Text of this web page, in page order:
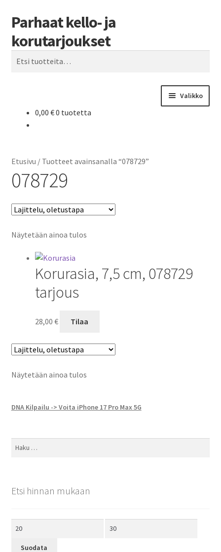
Siirry
navigointiin
Siirry
sisältöön
Parhaat kello- ja
korutarjoukset
Haku
Valikko
0,00 €0 tuotetta
Etusivu / Tuotteet avainsanalla “078729”
078729
Näytetään ainoa tulos
Korurasia, 7,5 cm, 078729
tarjous
28,00 € Tilaa
Näytetään ainoa tulos
DNA Kilpailu -> Voita iPhone 17 Pro Max 5G
Haku:
Etsi hinnan mukaan
Suodata